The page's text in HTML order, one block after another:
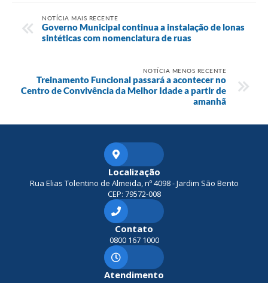
NOTÍCIA MAIS RECENTE
Governo Municipal continua a instalação de lonas
sintéticas com nomenclatura de ruas
NOTÍCIA MENOS RECENTE
Treinamento Funcional passará a acontecer no
Centro de Convivência da Melhor Idade a partir de
amanhã
Localização
Rua Elias Tolentino de Almeida, nº 4098 - Jardim São Bento
CEP: 79572-008
Contato
0800 167 1000
Atendimento